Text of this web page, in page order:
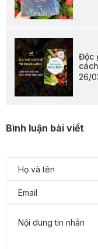
Độc
26/
Bình luận bài viết